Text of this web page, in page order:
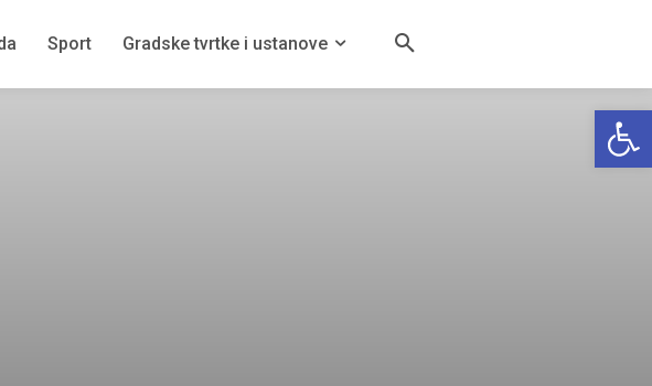
Sport Gradske tvrtke i ustanove